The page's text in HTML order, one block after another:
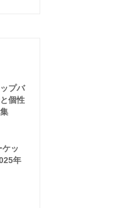
プバ
個性
ッ
年